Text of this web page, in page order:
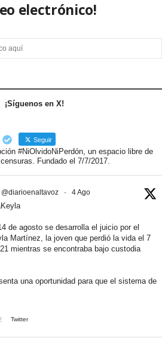
electrónico!
¡Síguenos en X!
Seguir
#NiOlvidoNiPerdón, un espacio libre de
Fundado el 7/7/2017.
@diarioenaltavoz · 4 Ago
de agosto se desarrolla el juicio por el
Martínez, la joven que perdió la vida el 7
mientras se encontraba bajo custodia
una oportunidad para que el sistema de
Twitter